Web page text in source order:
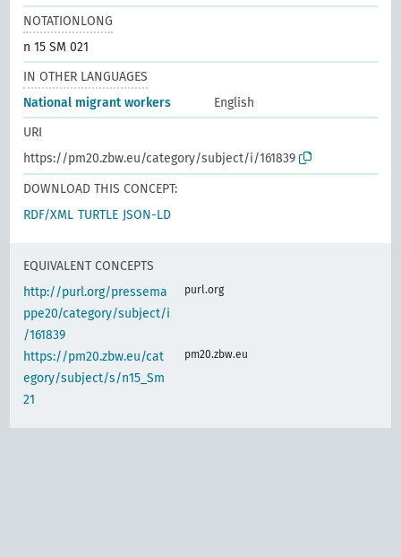
NOTATIONLONG
n 15 SM 021
IN OTHER LANGUAGES
National migrant workers
English
URI
https://pm20.zbw.eu/category/subject/i/161839
DOWNLOAD THIS CONCEPT:
RDF/XML TURTLE JSON-LD
EQUIVALENT CONCEPTS
http://purl.org/pressema
ppe20/category/subject/i
/161839
purl.org
https://pm20.zbw.eu/cat
egory/subject/s/n15_Sm
21
pm20.zbw.eu